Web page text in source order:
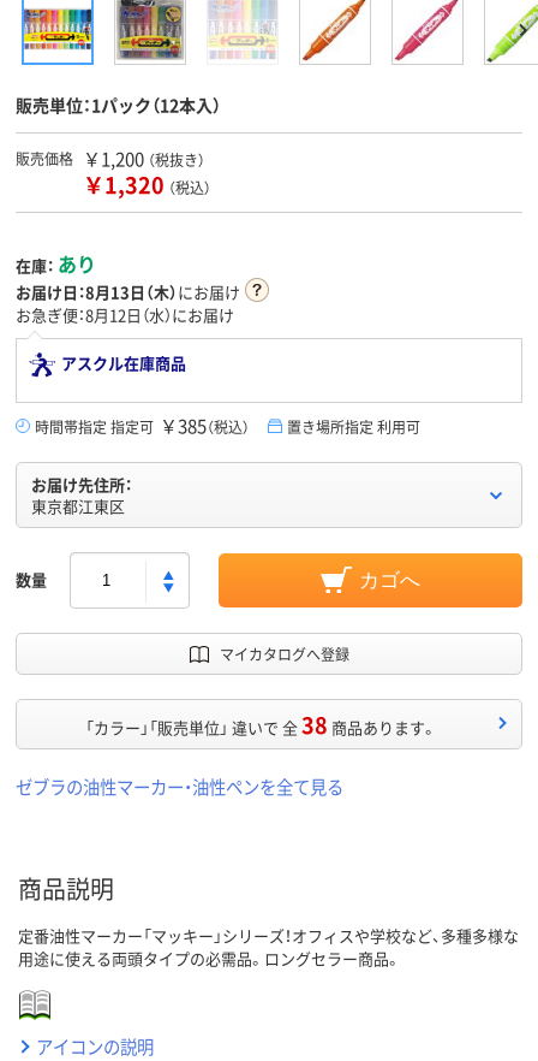
販売単位：1パック（12本入）
販売価格 ￥1,200 （税抜き）
￥1,320 （税込）
在庫： あり
お届け日：8月13日（木）にお届け
お急ぎ便：8月12日（水）にお届け
アスクル在庫商品
時間帯指定 指定可 ￥385（税込） 置き場所指定 利用可
お届け先住所：
東京都江東区
数量 カゴへ
マイカタログへ登録
「カラー」「販売単位」 違いで 全38 商品あります。
ゼブラの油性マーカー・油性ペンを全て見る
商品説明
定番油性マーカー「マッキー」シリーズ！オフィスや学校など、多種多様な
用途に使える両頭タイプの必需品。ロングセラー商品。
アイコンの説明